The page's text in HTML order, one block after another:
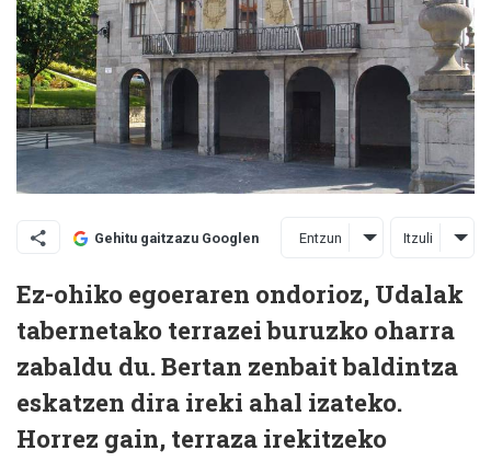
Gehitu gaitzazu Googlen Entzun Itzuli
Ez-ohiko egoeraren ondorioz, Udalak
tabernetako terrazei buruzko oharra
zabaldu du. Bertan zenbait baldintza
eskatzen dira ireki ahal izateko.
Horrez gain, terraza irekitzeko